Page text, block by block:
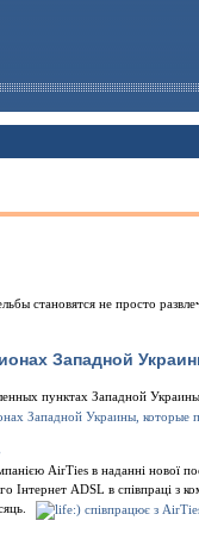
становятся не просто
Западной
пунктах Западной
AirTies в наданні нової
ADSL в співпраці з